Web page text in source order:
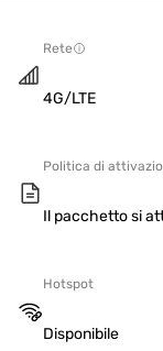
Rete
4G/LTE
Politica di
Il pacchetto si
Hotspot
Disponibile